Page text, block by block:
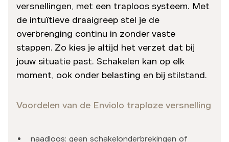
versnellingen, met een traploos systeem. Met
de intuïtieve draaigreep stel je de
overbrenging continu in zonder vaste
stappen. Zo kies je altijd het verzet dat bij
jouw situatie past. Schakelen kan op elk
moment, ook onder belasting en bij stilstand.
Voordelen van de Enviolo traploze versnelling
naadloos: geen schakelonderbrekingen of